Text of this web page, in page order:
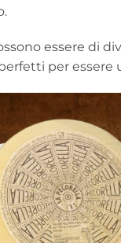
essere di
per essere